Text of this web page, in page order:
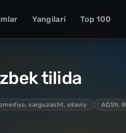
Yangilari Top 100
tilida
sarguzasht, oilaviy AQSh,